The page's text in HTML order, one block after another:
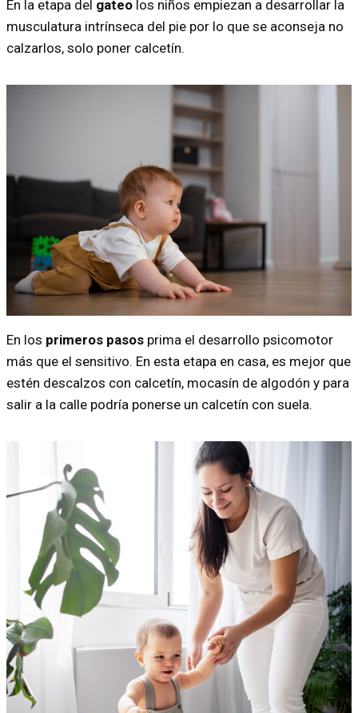
En la etapa del gateo los niños empiezan a desarrollar la
musculatura intrínseca del pie por lo que se aconseja no
calzarlos, solo poner calcetín.
En los primeros pasos prima el desarrollo psicomotor
más que el sensitivo. En esta etapa en casa, es mejor que
estén descalzos con calcetín, mocasín de algodón y para
salir a la calle podría ponerse un calcetín con suela.